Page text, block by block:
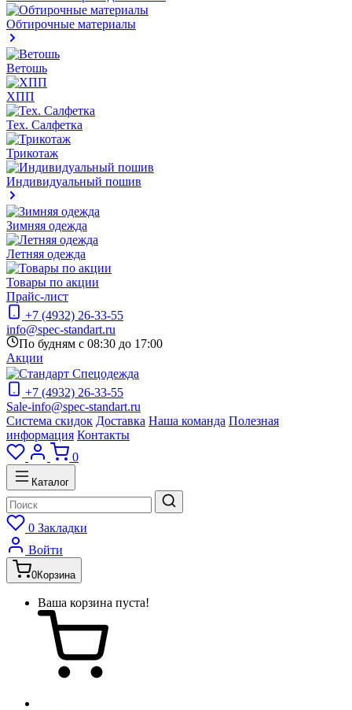
Обтирочные материалы
Ветошь
ХПП
Тех. Салфетка
Трикотаж
Индивидуальный пошив
Зимняя одежда
Летняя одежда
Товары по акции
Прайс-лист
+7 (4932) 26-33-55
info@spec-standart.ru
По будням с 08:30 до 17:00
Акции
+7 (4932) 26-33-55
Sale-info@spec-standart.ru
Система скидок Доставка Наша команда Полезная
информация Контакты
0
Каталог
0 Закладки
Войти
0Корзина
Ваша корзина пуста!